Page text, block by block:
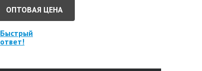
ОПТОВАЯ ЦЕНА
Быстрый
ответ!